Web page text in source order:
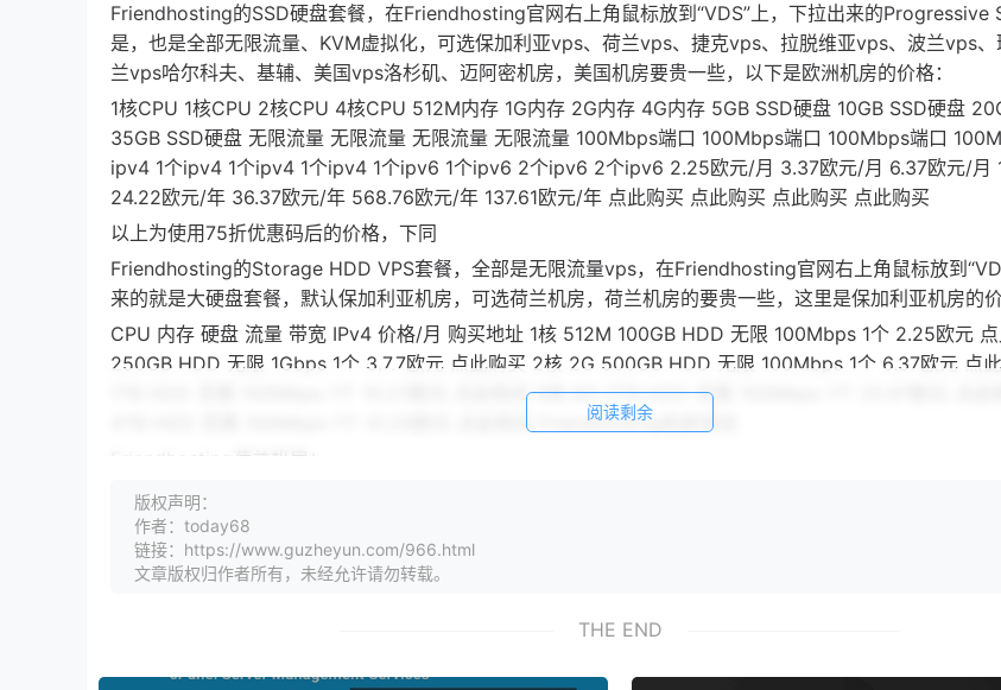
Friendhosting的SSD硬盘套餐，在Friendhosting官网右上角鼠标放到“VDS”上，下拉出来的Progressive
是，也是全部无限流量、KVM虚拟化，可选保加利亚vps、荷兰vps、捷克vps、拉脱维亚vps、波兰vps
兰vps哈尔科夫、基辅、美国vps洛杉矶、迈阿密机房，美国机房要贵一些，以下是欧洲机房的价格：
1核CPU 1核CPU 2核CPU 4核CPU 512M内存 1G内存 2G内存 4G内存 5GB SSD硬盘 10GB SSD硬盘
35GB SSD硬盘 无限流量 无限流量 无限流量 无限流量 100Mbps端口 100Mbps端口 100Mbps端口
ipv4 1个ipv4 1个ipv4 1个ipv4 1个ipv6 1个ipv6 2个ipv6 2个ipv6 2.25欧元/月 3.37欧元/月 6.37欧元/月
24.22欧元/年 36.37欧元/年 568.76欧元/年 137.61欧元/年 点此购买 点此购买 点此购买 点此购买
以上为使用75折优惠码后的价格，下同
Friendhosting的Storage HDD VPS套餐，全部是无限流量vps，在Friendhosting官网右上角鼠标放到
来的就是大硬盘套餐，默认保加利亚机房，可选荷兰机房，荷兰机房的要贵一些，这里是保加利亚机房的价
CPU 内存 硬盘 流量 带宽 IPv4 价格/月 购买地址 1核 512M 100GB HDD 无限 100Mbps 1个 2.25欧元 点
250GB HDD 无限 1Gbps 1个 3.7.7欧元 点此购买 2核 2G 500GB HDD 无限 100Mbps 1个 6.37欧元 点
1TB HDD 无限 100Mbps 1个 10.27欧元 点此购买 8核 8G 2TB HDD 无限 100Mbps 1个 25.87欧元 点此
4TB HDD 无限 100Mbps 1个 41.25欧元 点此购买 Friendhosting机房测试
Friendhosting荷兰机房：
Friendhosting保加利亚机房：
Friendhosting拉脱维亚机房：
Friendhosting波兰机房：
Friendhosting乌克兰基辅机房：
阅读剩余
版权声明：
作者：today68
链接：https://www.guzheyun.com/966.html
文章版权归作者所有，未经允许请勿转载。
THE END